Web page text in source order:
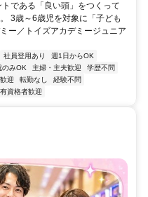
である「良い頭」をつくって
3歳～6歳児を対象に「子ども
ー／トイズアカデミージュニア
社員登用あり
週1日からOK
のみOK 主婦・主夫歓迎
学歴不問
迎 転勤なし
経験不問
有資格者歓迎